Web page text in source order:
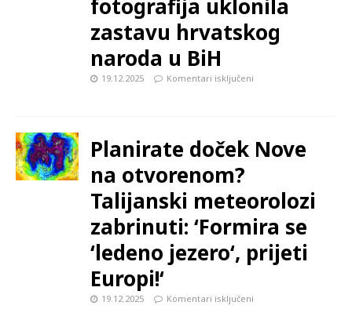
fotografija uklonila
zastavu hrvatskog
naroda u BiH
19.12.2025 Komentari isključeni
Planirate doček Nove
na otvorenom?
Talijanski meteorolozi
zabrinuti: ‘Formira se
‘ledeno jezero‘, prijeti
Europi!‘
19.12.2025 Komentari isključeni